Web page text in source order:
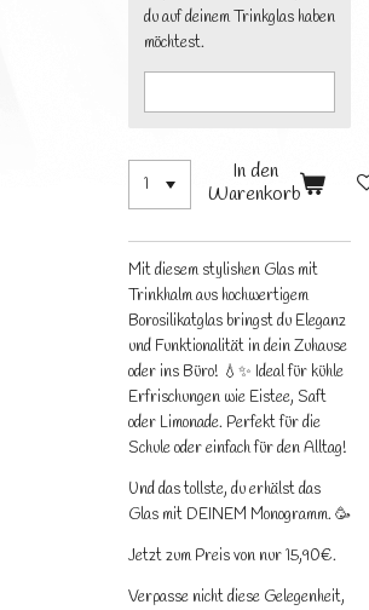
du auf deinem Trinkglas haben
möchtest.
In den
Warenkorb
Mit diesem stylishen Glas mit
Trinkhalm aus hochwertigem
Borosilikatglas bringst du Eleganz
und Funktionalität in dein Zuhause
oder ins Büro! 💧✨ Ideal für kühle
Erfrischungen wie Eistee, Saft
oder Limonade. Perfekt für die
Schule oder einfach für den Alltag!
Und das tollste, du erhälst das
Glas mit DEINEM Monogramm. 🥳
Jetzt zum Preis von nur 15,90€.
Verpasse nicht diese Gelegenheit,